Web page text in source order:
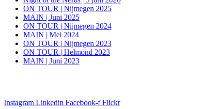
ON TOUR | Nijmegen 2025
MAIN | Juni 2025
ON TOUR | Nijmegen 2024
MAIN | Mei 2024
ON TOUR | Nijmegen 2023
ON TOUR | Helmond 2023
MAIN | Juni 2023
Instagram Linkedin Facebook-f Flickr